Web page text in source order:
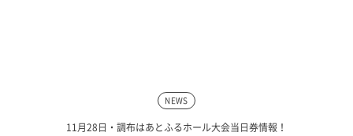
NEWS
11月28日・調布はあとふるホール大会当日券情報！